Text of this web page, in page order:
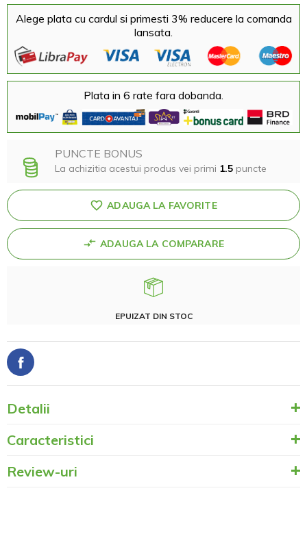
Alege plata cu cardul si primesti 3% reducere la comanda
lansata.
Plata in 6 rate fara dobanda.
PUNCTE BONUS
La achizitia acestui produs vei primi 1.5 puncte
ADAUGA LA FAVORITE
ADAUGA LA COMPARARE
EPUIZAT DIN STOC
Detalii
Caracteristici
Review-uri